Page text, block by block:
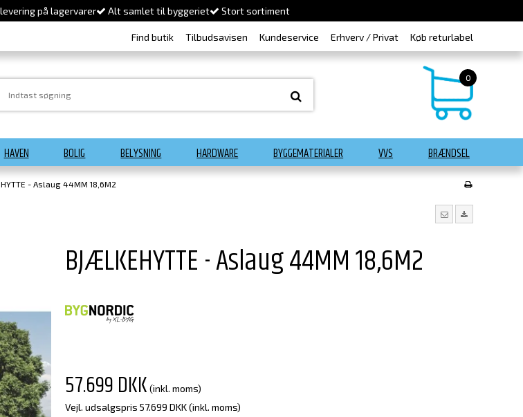
på lagervarer Alt samlet til byggeriet Stort sortiment
Find butik Tilbudsavisen Kundeservice Erhverv / Privat Køb returlabel
0
HAVEN BOLIG BELYSNING HARDWARE BYGGEMATERIALER VVS BRÆNDSEL
- Aslaug 44MM 18,6M2
BJÆLKEHYTTE - Aslaug 44MM 18,6M2
57.699 DKK (inkl. moms)
Vejl. udsalgspris 57.699 DKK(inkl. moms)